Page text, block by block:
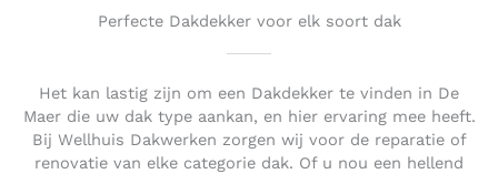
Perfecte Dakdekker voor elk soort dak
Het kan lastig zijn om een Dakdekker te vinden in De
Maer die uw dak type aankan, en hier ervaring mee heeft.
Bij Wellhuis Dakwerken zorgen wij voor de reparatie of
renovatie van elke categorie dak. Of u nou een hellend